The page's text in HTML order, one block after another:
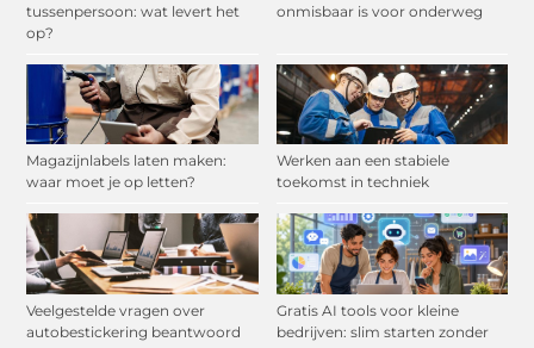
tussenpersoon: wat levert het
op?
onmisbaar is voor onderweg
Magazijnlabels laten maken:
waar moet je op letten?
Werken aan een stabiele
toekomst in techniek
Veelgestelde vragen over
autobestickering beantwoord
Gratis AI tools voor kleine
bedrijven: slim starten zonder